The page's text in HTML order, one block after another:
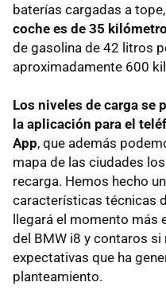
baterías cargadas a tope,
coche es de 35
de gasolina de 42 litros
aproximadamente 600
Los niveles de carga se
la aplicación para el
App, que además
mapa de las ciudades
recarga. Hemos hecho
características técnicas
llegará el momento más
del BMW i8 y contaros
expectativas que ha
planteamiento.